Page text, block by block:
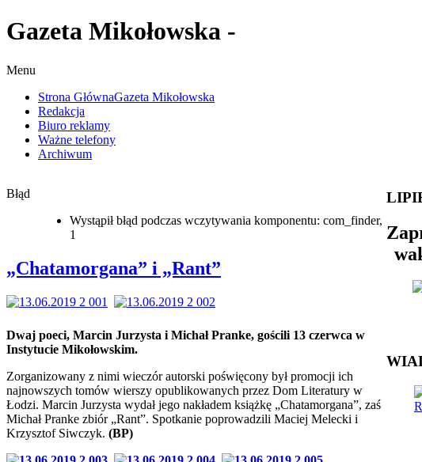
Gazeta Mikołowska -
Menu
Strona GłównaGazeta Mikołowska
Redakcja
Biuro reklamy
Ważne telefony
Archiwum
Błąd
Wystąpił błąd podczas wczytywania komponentu: com_finder,
1
„Chatamorgana” i „Rant”
Dwaj poeci, Marcin Jurzysta i Michał Pranke, gościli 13 czerwca w
Instytucie Mikołowskim.
Zorganizowany z nimi wieczór autorski poświęcony był promocji ich
najnowszych tomów wierszy opublikowanych przez Dom Literatury w
Łodzi. Marcin Jurzysta wydał jego nakładem książkę „Chatamorgana”, zaś
Michał Pranke zbiór „Rant”. Spotkanie poprowadzili Maciej Melecki i
Krzysztof Siwczyk. (BP)